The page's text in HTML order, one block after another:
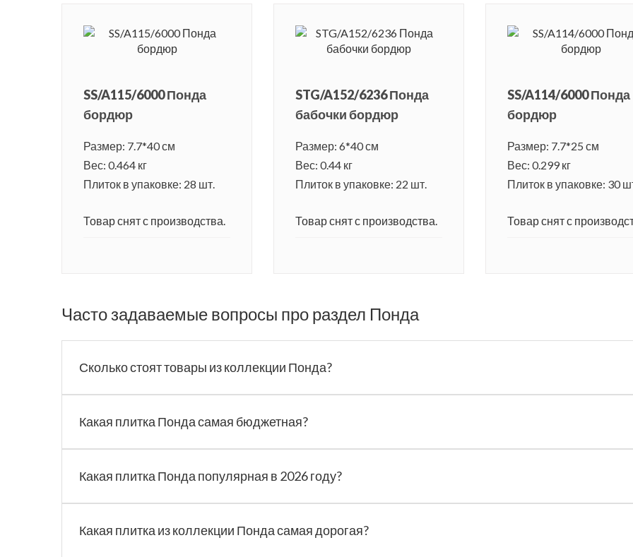
SS/A115/6000 Понда
бордюр
Размер: 7.7*40 см
Вес: 0.464 кг
Плиток в упаковке: 28 шт.
Товар снят с производства.
STG/A152/6236 Понда
бабочки бордюр
Размер: 6*40 см
Вес: 0.44 кг
Плиток в упаковке: 22 шт.
Товар снят с производства.
SS/A114/6000 Понда
бордюр
Размер: 7.7*25 см
Вес: 0.299 кг
Плиток в упаковке: 30
Товар снят с
Часто задаваемые вопросы про раздел Понда
Сколько стоят товары из коллекции Понда?
Какая плитка Понда самая бюджетная?
Какая плитка Понда популярная в 2026 году?
Какая плитка из коллекции Понда самая дорогая?